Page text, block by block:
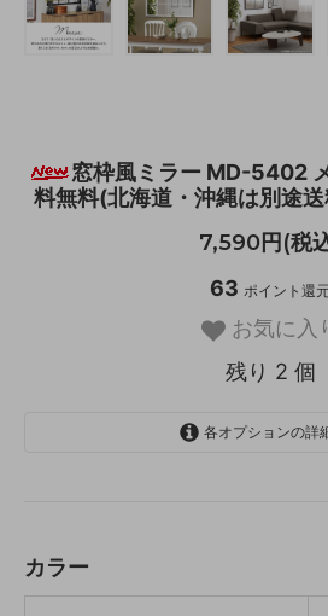
窓枠風ミラー MD-5402
料無料(北海道・沖縄は別途
7,590円(税
63 ポイント還
お気に入
残り 2 個
各オプションの詳
カラー